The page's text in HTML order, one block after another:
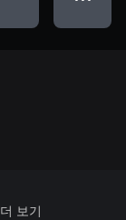
더 보기